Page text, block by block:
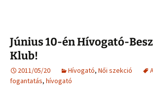
Június 10-én Hívogató-
Klub!
2011/05/20 Hívogató, Női szekció
fogantatás, hívogató